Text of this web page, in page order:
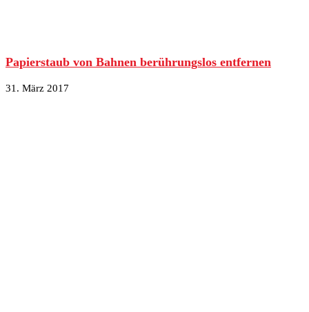
Papierstaub von Bahnen berührungslos entfernen
31. März 2017